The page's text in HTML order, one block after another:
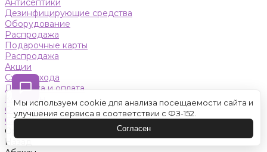
Антисептики
Дезинфицирующие средства
Оборудование
Распродажа
Подарочные карты
Распродажа
Акции
Схемы ухода
Доставка и оплата
Контакты
Обучение
Салон красоты
Оренбург
Назад
Мы используем cookie для анализа посещаемости сайта и
улучшения сервиса в соответствии с ФЗ-152.
Согласен